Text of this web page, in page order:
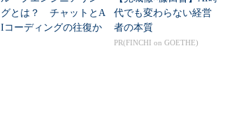
グとは？ チャットとA
Iコーディングの往復か
代でも変わらない経営
者の本質
PR(FINCHI on GOETHE)